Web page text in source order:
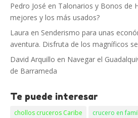
Pedro José en Talonarios y Bonos de
mejores y los más usados?
Laura en Senderismo para unas
aventura. Disfruta de los magníficos
David Arquillo en Navegar el
de Barrameda
Te puede interesar
chollos cruceros Caribe crucero en